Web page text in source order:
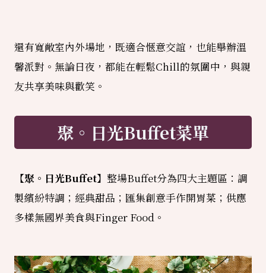
還有寬敞室內外場地，既適合愜意交誼，也能舉辦溫
馨派對。無論日夜，都能在輕鬆Chill的氛圍中，與親
友共享美味與歡笑。
聚。日光Buffet菜單
【聚。日光Buffet】 整場Buffet分為四大主題區：調
製繽紛特調；經典甜品；匯集創意手作開胃菜；供應
多樣無國界美食與Finger Food。